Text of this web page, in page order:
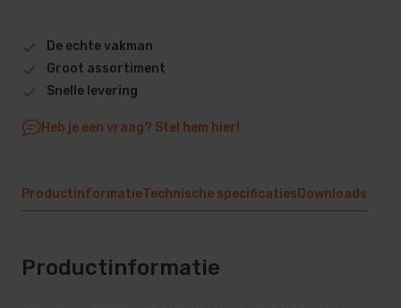
De echte vakman
Groot assortiment
Snelle levering
Heb je een vraag? Stel hem hier!
ProductinformatieTechnische specificaties Downloads
Productinformatie